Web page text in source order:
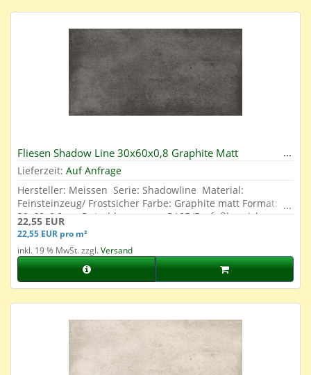
Fliesen Shadow Line 30x60x0,8 Graphite Matt
Lieferzeit: Auf Anfrage
Hersteller: Meissen Serie: Shadowline Material:
Feinsteinzeug/ Frostsicher Farbe: Graphite matt Format:
30x60x0,8 cm Rutschhemmung: R10B/Barfußbereich
geeignet Abrieb: 4 Oberfläche: Glasiert
22,55 EUR
22,55 EUR pro m²
inkl. 19 % MwSt. zzgl.Versand